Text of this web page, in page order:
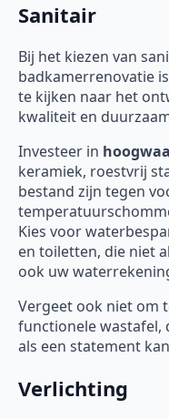
Sanitair
Bij het kiezen van
badkamerrenovatie
te kijken naar het
kwaliteit en
Investeer in
keramiek, roestvrij
bestand zijn tegen
Kies voor
en toiletten, die niet
ook uw
Vergeet ook niet om
functionele wastafel,
als een statement
Verlichting